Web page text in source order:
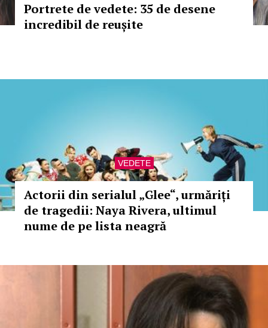
Portrete de vedete: 35 de desene
incredibil de reușite
VEDETE
Actorii din serialul „Glee“, urmăriți
de tragedii: Naya Rivera, ultimul
nume de pe lista neagră